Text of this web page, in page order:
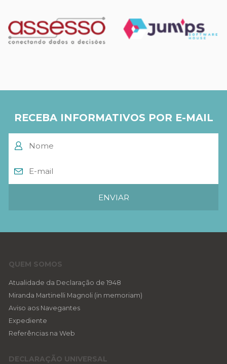
RECEBA INFORMATIVOS POR E-MAIL
QUEM SOMOS
Atualidade da Declaração de 1948
Miranda Martinelli Magnoli (in memoriam)
Aviso aos Navegantes
Expediente
Referências na Web
DECLARAÇÃO UNIVERSAL